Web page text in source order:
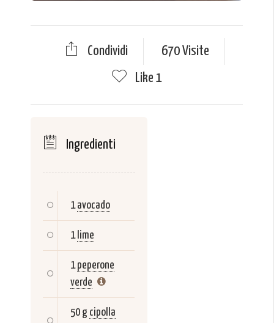
Condividi
670 Visite
Like 1
Ingredienti
1 avocado
1 lime
1 peperone
verde
50 g cipolla